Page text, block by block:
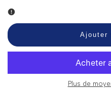
pour
Stickers
pour
Stickers
Ajouter
Plus de